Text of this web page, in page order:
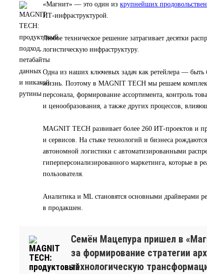
«Магнит» — это один из крупнейших
ИТ-инфраструктурой.
Любое техническое решение затрагивает десятки
логистическую инфраструктуру.
Одна из наших ключевых задач как ретейлера —
жизнь. Поэтому в MAGNIT TECH мы решаем
персонала, формирование ассортимента, контроль
и ценообразования, а также других процессов,
MAGNIT TECH развивает более 260 ИТ-проектов и
и сервисов. На стыке технологий и бизнеса
автономной логистики с автоматизированными
гиперперсонализированного маркетинга, которые в
пользователя.
Аналитика и ML становятся основными драйверами
в продакшен.
Семён Мацепура пришел в
за формирование стратегии
технологическую